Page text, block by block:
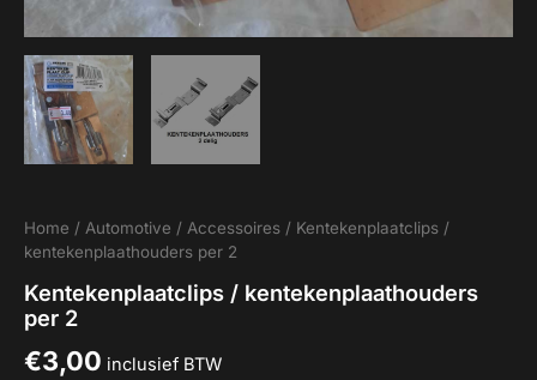
Home / Automotive / Accessoires / Kentekenplaatclips /
kentekenplaathouders per 2
Kentekenplaatclips / kentekenplaathouders
per 2
€3,00 inclusief BTW